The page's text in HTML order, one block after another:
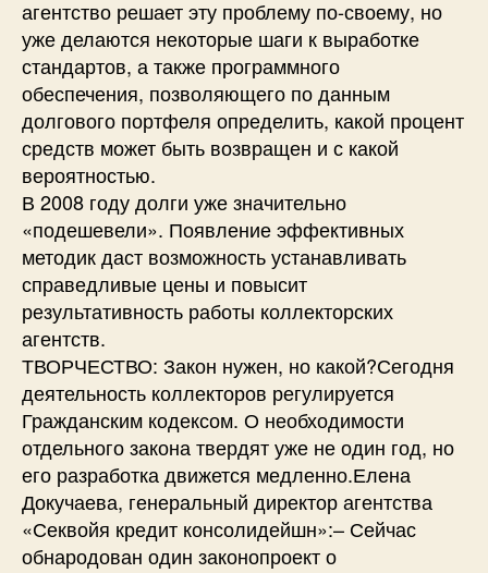
агентство решает эту проблему по-своему, но
уже делаются некоторые шаги к выработке
стандартов, а также программного
обеспечения, позволяющего по данным
долгового портфеля определить, какой процент
средств может быть возвращен и с какой
вероятностью.
В 2008 году долги уже значительно
«подешевели». Появление эффективных
методик даст возможность устанавливать
справедливые цены и повысит
результативность работы коллекторских
агентств.
ТВОРЧЕСТВО: Закон нужен, но какой?Сегодня
деятельность коллекторов регулируется
Гражданским кодексом. О необходимости
отдельного закона твердят уже не один год, но
его разработка движется медленно.Елена
Докучаева, генеральный директор агентства
«Секвойя кредит консолидейшн»:– Сейчас
обнародован один законопроект о